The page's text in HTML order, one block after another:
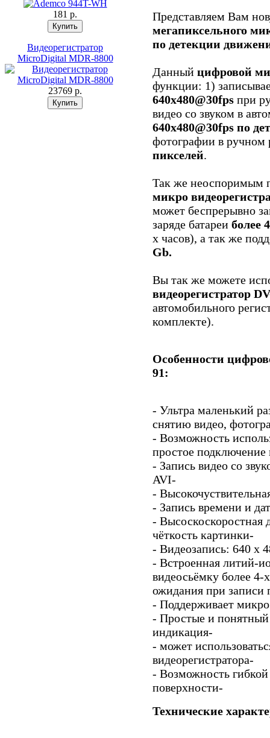
181 p.
Видеорегистратор
MicroDigital MDR-8800
23769 p.
Представляем Вам
мегапиксельного
по детекции
Данный цифровой
функции: 1)
640х480@30fps при
видео со звуком в
640х480@30fps по
фотографии в
пикселей.
Так же неоспоримым
микро
может беспрерывно
заряде батареи более
х часов), а так же
Gb.
Вы так же можете
видеорегистратор
автомобильного
комплекте).
Особенности
91:
- Ультра маленький
снятию видео,
- Возможность
простое
- Запись видео со
AVI-
-
- Запись времени и
- Высоскоскоростная
чёткость картинки-
- Видеозапись: 640 x
- Встроенная литий-
видеосьёмку более 4-
ожидания при записи
- Поддерживает
- Простые и понятный
индикация-
- может
видеорегистратора-
- Возможность
поверхности-
Технические